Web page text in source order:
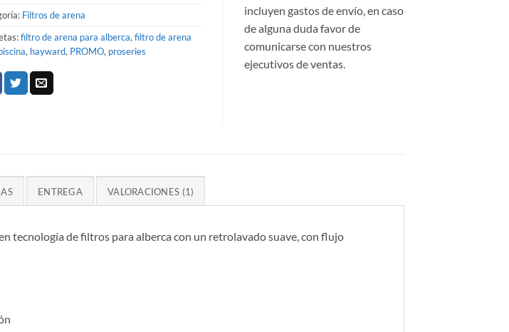
Filtros de arena
filtro de arena para alberca, filtro de arena
, hayward, PROMO, proseries
incluyen gastos de envío, en caso
de alguna duda favor de
comunicarse con nuestros
ejecutivos de ventas.
ENTREGA VALORACIONES (1)
tecnología de filtros para alberca con un retrolavado suave, con flujo